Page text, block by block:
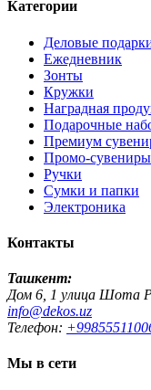
Категории
Деловые
Ежедневник
Зонты
Кружки
Наградная
Подарочные
Премиум
Промо-сувениры
Ручки
Сумки и папки
Электроника
Контакты
Ташкент:
Дом 6, 1 улица Шота
info@dekos.uz
Телефон:
Мы в сети